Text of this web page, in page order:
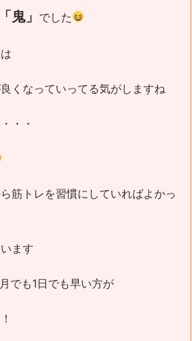
「鬼」 でした
くなっていってる気がしますね
・・
筋トレを習慣にしていればよかっ
ます
でも1日でも早い方が